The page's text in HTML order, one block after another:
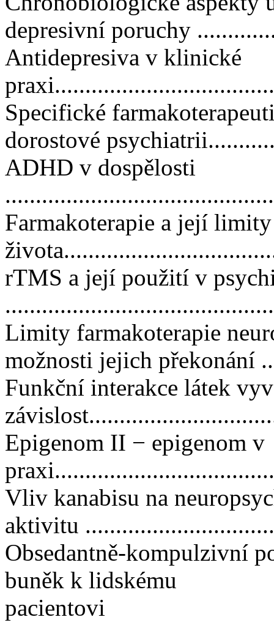
depresivní poruchy
Antidepresiva v klinické
Specifické
dorostové
ADHD v dospělosti
Farmakoterapie a její
rTMS a její použití v
Limity farmakoterapie
možnosti jejich překonání
Funkční interakce látek
Epigenom II − epigenom v
Vliv kanabisu na
aktivitu
Obsedantně-kompulzivní
buněk k lidskému
pacientovi